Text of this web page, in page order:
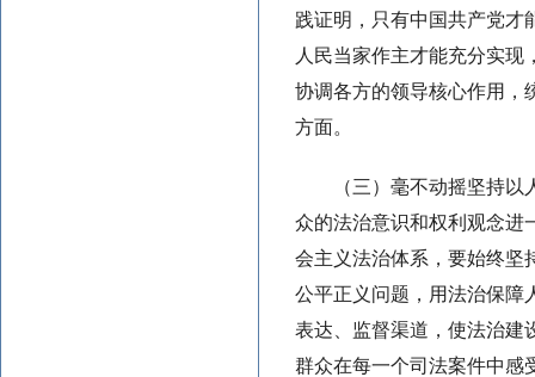
践证明，只有中国共产党才
人民当家作主才能充分实
协调各方的领导核心作用，
方面。
（三）毫不动摇坚持
众的法治意识和权利观念进
会主义法治体系，要始终坚
公平正义问题，用法治保障
表达、监督渠道，使法治建
群众在每一个司法案件中感